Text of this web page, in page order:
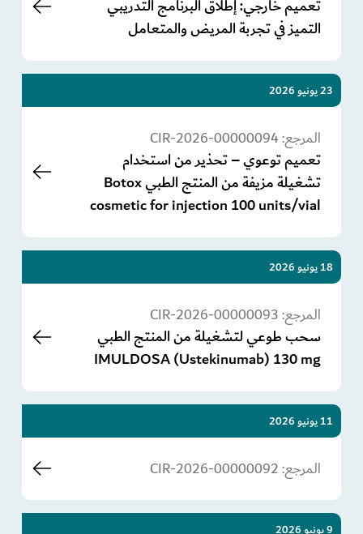
تعميم خارجي: إطلاق البرنامج التدريبي
التميز في تجربة المريض والمتعامل
23 يونيو 2026
المرجع:CIR-2026-00000094
تعميم توعوي – تحذير من استخدام
تشغيلة مزيفة من المنتج الطبي Botox
cosmetic for injection 100 units/vial
18 يونيو 2026
المرجع:CIR-2026-00000093
سحب طوعي لتشغيلة من المنتج الطبي
IMULDOSA (Ustekinumab) 130 mg
11 يونيو 2026
المرجع:CIR-2026-00000092
9 يونيو 2026